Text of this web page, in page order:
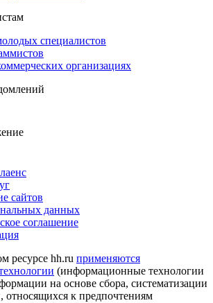
специалистов
организациях
сайтов
данных
соглашение
ресурсе hh.ru применяются
(информационные технологии
на основе сбора, систематизации
относящихся к предпочтениям